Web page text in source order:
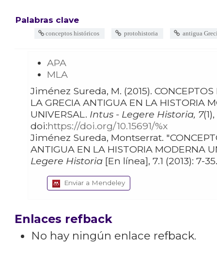
Palabras clave
conceptos históricos protohistoria antigua
APA
MLA
Jiménez Sureda, M. (2015). CONCEPTOS DE
LA GRECIA ANTIGUA EN LA HISTORIA
UNIVERSAL. Intus - Legere Historia, 7
doi:https://doi.org/10.15691/%x
Jiménez Sureda, Montserrat. "CONCEPTOS DE LA GRECIA
ANTIGUA EN LA HISTORIA MODERNA
Legere Historia
Enviar a Mendeley
Enlaces refback
No hay ningún enlace refback.